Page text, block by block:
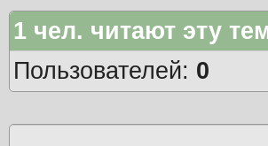
1чел. читают эту
Пользователей: 0